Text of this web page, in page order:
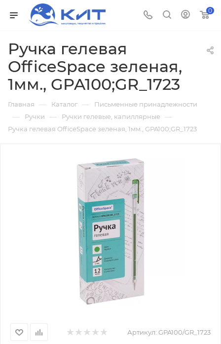
0
Ручка гелевая
OfficeSpace зеленая,
1мм., GPA100;GR_1723
Главная — Каталог — Письменные принадлежности
— Ручки — Ручки гелевые, капиллярные —
Ручка гелевая OfficeSpace зеленая, 1мм., GPA100;GR_1723
Артикул: GPA100/GR_1723